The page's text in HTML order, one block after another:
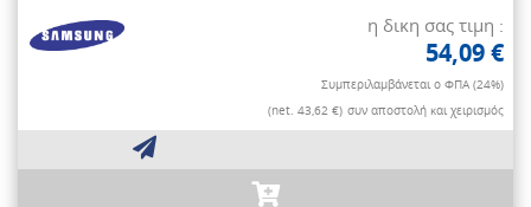
η δικη σας τιμη :
54,09 €
Συμπεριλαμβάνεται ο ΦΠΑ (24%)
(net. 43,62 €) συν αποστολή και χειρισμός